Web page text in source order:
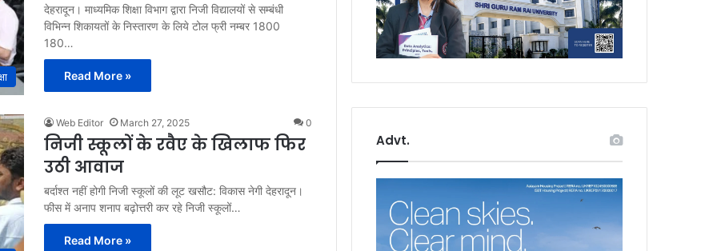
देहरादून। माध्यमिक शिक्षा विभाग द्वारा निजी विद्यालयों से सम्बंधी
विभिन्न शिकायतों के निस्तारण के लिये टोल फ्री नम्बर 1800
180…
Read More »
Web Editor March 27, 2025 0
निजी स्कूलों के रवैए के खिलाफ फिर
उठी आवाज
बर्दाश्त नहीं होगी निजी स्कूलों की लूट खसौट: विकास नेगी देहरादून।
फीस में अनाप शनाप बढ़ोत्तरी कर रहे निजी स्कूलों…
Read More »
Advt.